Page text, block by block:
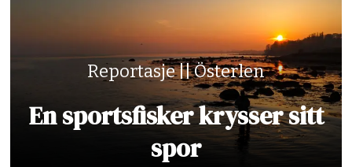
Reportasje || Österlen
En sportsfisker krysser sitt
spor